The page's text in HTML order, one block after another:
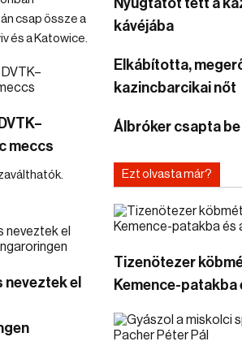
csap össze a
és a Katowice.
meccs
neveztek el
Nyugtatót tett a
kávéjába
Elkábította,
kazincbarcikai nőt
Álbróker csapta
Ezt olvasta már?
Tizenötezer
Kemence-patakba